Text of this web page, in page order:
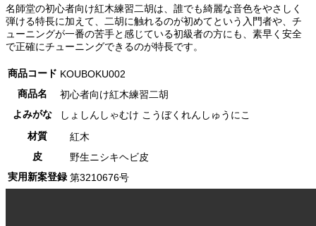
名師堂の初心者向け紅木練習二胡は、誰でも綺麗な音色をやさしく
弾ける特長に加えて、二胡に触れるのが初めてという入門者や、チ
ューニングが一番の苦手と感じている初級者の方にも、素早く安全
で正確にチューニングできるのが特長です。
商品コード KOUBOKU002
商品名
初心者向け紅木練習二胡
よみがな
しょしんしゃむけ こうぼくれんしゅうにこ
材質
紅木
皮
野生ニシキヘビ皮
実用新案登録 第3210676号